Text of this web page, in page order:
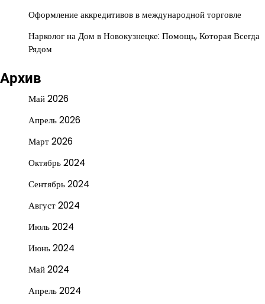
Оформление аккредитивов в международной торговле
Нарколог на Дом в Новокузнецке: Помощь, Которая Всегда
Рядом
Архив
Май 2026
Апрель 2026
Март 2026
Октябрь 2024
Сентябрь 2024
Август 2024
Июль 2024
Июнь 2024
Май 2024
Апрель 2024